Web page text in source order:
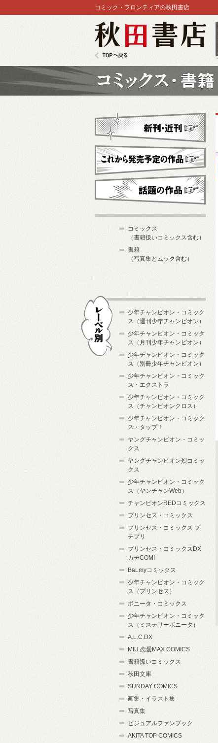
コミック・フロンティアの秋田書店
新刊・近刊
これから発売予定
コミックス
（書籍扱いコミックス含む）
書籍
（写真集とムック含む）
少年チャンピオン・コミック
ス（週刊少年チャンピオン）
少年チャンピオン・コミック
ス（月刊少年チャンピオン）
少年チャンピオン・コミック
ス（別冊少年チャンピオン）
少年チャンピオン・コミック
ス・エクストラ
少年チャンピオン・コミック
ス（チャンピオンクロス）
少年チャンピオン・コミック
ス・タップ！
ヤングチャンピオン・コミッ
クス
ヤングチャンピオン烈コミッ
クス
少年チャンピオン・コミック
ス（ヤンチャンWeb）
チャンピオンREDコミックス
プリンセス・コミックス
プリンセス・コミックス プ
チプリ
プリンセス・コミックスDX
カチCOMI
BaLmyコミックス
少年チャンピオン・コミック
ス（プリンセス）
ボニータ・コミックス
少年チャンピオン・コミック
ス（ミステリーボニータ）
A.L.C.DX
MIU 恋愛MAX COMICS
書籍扱いコミックス
秋田文庫
SUNDAY COMICS
画集・イラスト集
写真集
ビジュアルファンブック
AKITA TOP COMICS